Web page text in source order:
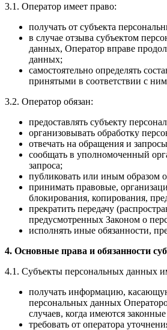
3.1. Оператор имеет право:
получать от субъекта
в случае отзыва субъектом
данных, Оператор вправе
данных;
самостоятельно определять
принятыми в соответствии с
3.2. Оператор обязан:
предоставлять субъекту
организовывать обработку
отвечать на обращения и
сообщать в уполномоченный
запроса;
публиковать или иным образом
принимать правовые,
блокирования, копирования,
прекратить передачу
предусмотренных Законом о
исполнять иные обязанности,
4. Основные права и обязанности
4.1. Субъекты персональных данных
получать информацию,
персональных данных
случаев, когда имеются
требовать от оператора